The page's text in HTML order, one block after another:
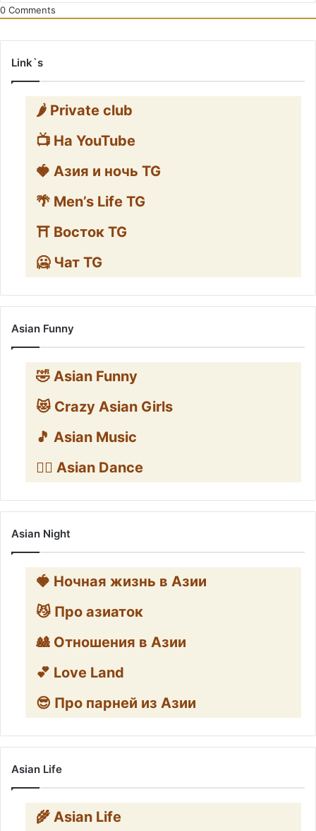
0 Comments
Link`s
🌶️ Private club
📺 На YouTube
🍓 Азия и ночь TG
🌴 Men’s Life TG
⛩️ Восток TG
🥶 Чат TG
Asian Funny
🤣 Asian Funny
😻 Crazy Asian Girls
🎵 Asian Music
👯‍♀️ Asian Dance
Asian Night
🍓 Ночная жизнь в Азии
😼 Про азиаток
🎎 Отношения в Азии
💕 Love Land
😎 Про парней из Азии
Asian Life
🌾 Asian Life